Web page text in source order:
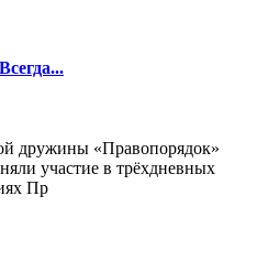
дружины «Правопорядок»
участие в трёхдневных
Пр